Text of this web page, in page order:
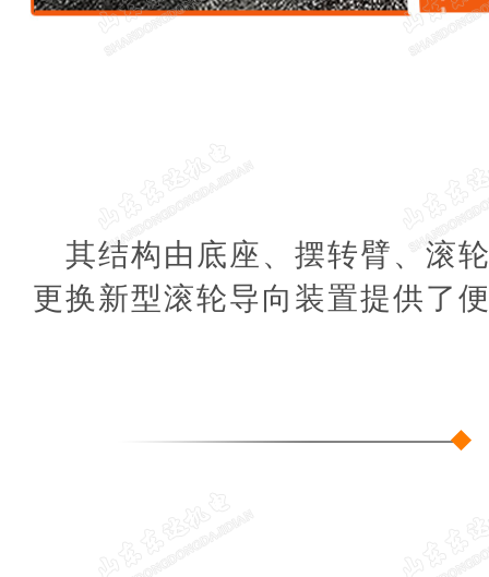
其结构由底座、摆转臂、滚
更换新型滚轮导向装置提供了